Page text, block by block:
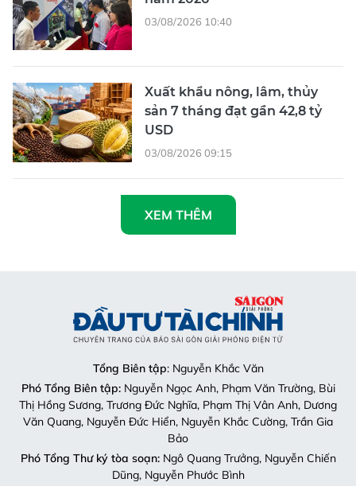
03/08/2026 10:40
Xuất khẩu nông, lâm, thủy
sản 7 tháng đạt gần 42,8 tỷ
USD
03/08/2026 09:15
XEM THÊM
Tổng Biên tập: Nguyễn Khắc Văn
Phó Tổng Biên tập:Nguyễn Ngọc Anh, Phạm Văn Trường, Bùi
Thị Hồng Sương, Trương Đức Nghĩa, Phạm Thị Vân Anh, Dương
Văn Quang, Nguyễn Đức Hiển, Nguyễn Khắc Cường, Trần Gia
Bảo
Phó Tổng Thư ký tòa soạn:Ngô Quang Trưởng, Nguyễn Chiến
Dũng, Nguyễn Phước Bình